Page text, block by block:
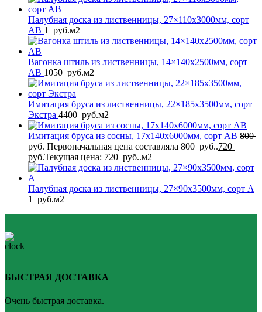
Палубная доска из лиственницы, 27×110x3000мм, сорт
AB 1 руб.м2
Вагонка штиль из лиственницы, 14×140x2500мм, сорт
AB 1050 руб.м2
Имитация бруса из лиственницы, 22×185x3500мм, сорт
Экстра 4400 руб.м2
Имитация бруса из сосны, 17x140x6000мм, сорт AB 800
руб. Первоначальная цена составляла 800 руб..720
руб.Текущая цена: 720 руб..м2
Палубная доска из лиственницы, 27×90x3500мм, сорт A
1
руб.м2
БЫСТРАЯ ДОСТАВКА
Очень быстрая доставка.